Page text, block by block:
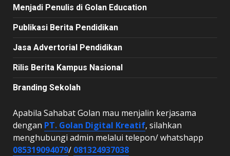
Menjadi Penulis di Golan Education
Publikasi Berita Pendidikan
Jasa Advertorial Pendidikan
Rilis Berita Kampus Nasional
Branding Sekolah
Apabila Sahabat Golan mau menjalin kerjasama
dengan PT. Golan Digital Kreatif, silahkan
menghubungi admin melalui telepon/ whatshapp
085319094079/ 081324937038